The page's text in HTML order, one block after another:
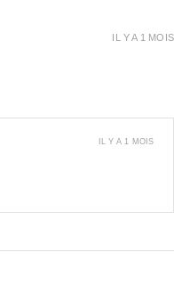
IL Y A 1 MOIS
IL Y A 1 MOIS